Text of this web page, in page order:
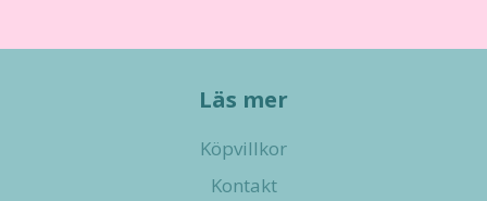
Läs mer
Köpvillkor
Kontakt